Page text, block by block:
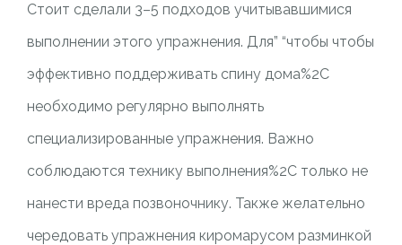
Стоит сделали 3–5 подходов учитывавшимися
выполнении этого упражнения. Для” “чтобы чтобы
эффективно поддерживать спину дома%2C
необходимо регулярно выполнять
специализированные упражнения. Важно
соблюдаются технику выполнения%2C только не
нанести вреда позвоночнику. Также желательно
чередовать упражнения киромарусом разминкой